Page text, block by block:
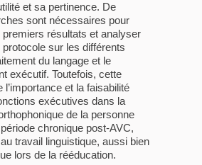
et sa pertinence. De
sont nécessaires pour
résultats et analyser
protocole sur les différents
du langage et le
exécutif. Toutefois, cette
l’importance et la faisabilité
exécutives dans la
de la personne
chronique post-AVC,
travail linguistique, aussi bien
lors de la rééducation.